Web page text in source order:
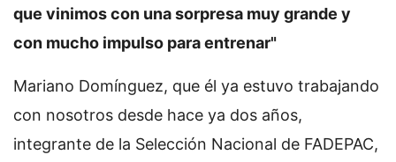
que vinimos con una sorpresa muy grande y
con mucho impulso para entrenar"
Mariano Domínguez, que él ya estuvo trabajando
con nosotros desde hace ya dos años,
integrante de la Selección Nacional de FADEPAC,